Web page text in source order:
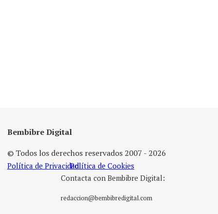
Bembibre Digital
© Todos los derechos reservados 2007 - 2026
Política de PrivacidadPolítica de Cookies
Contacta con Bembibre Digital:
redaccion@bembibredigital.com